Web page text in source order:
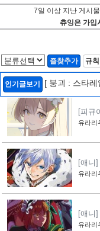
7일 이상 지난 게시
츄잉은 가입
즐찾추가 규칙
인기글보기 [ 붕괴 : 스타
[피규
작
유라리
[애니]
생 소
유라리
[애니]
보스
유라리